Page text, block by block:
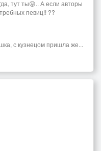
тут ты😜.. А если авторы
певиц!! ??
с кузнецом пришла же...